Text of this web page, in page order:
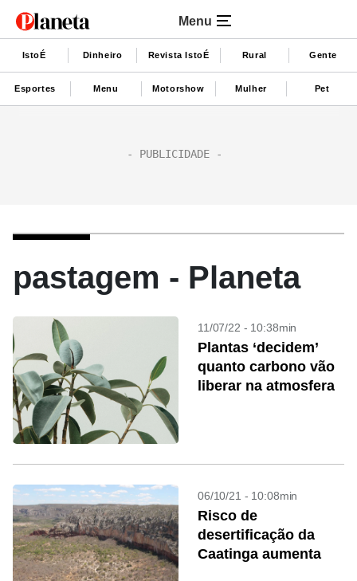
Menu
IstoÉ Dinheiro Revista IstoÉ Rural Gente
Esportes Menu Motorshow Mulher Pet
pastagem - Planeta
11/07/22 - 10:38min
Plantas ‘decidem’
quanto carbono vão
liberar na atmosfera
06/10/21 - 10:08min
Risco de
desertificação da
Caatinga aumenta